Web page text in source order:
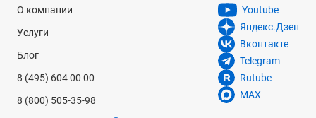
О компании
Услуги
Блог
8 (495) 604 00 00
8 (800) 505-35-98
Youtube
Яндекс.Дзен
Вконтакте
Telegram
Rutube
MAX